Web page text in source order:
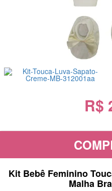
R$
Kit Bebê Feminino
Malha